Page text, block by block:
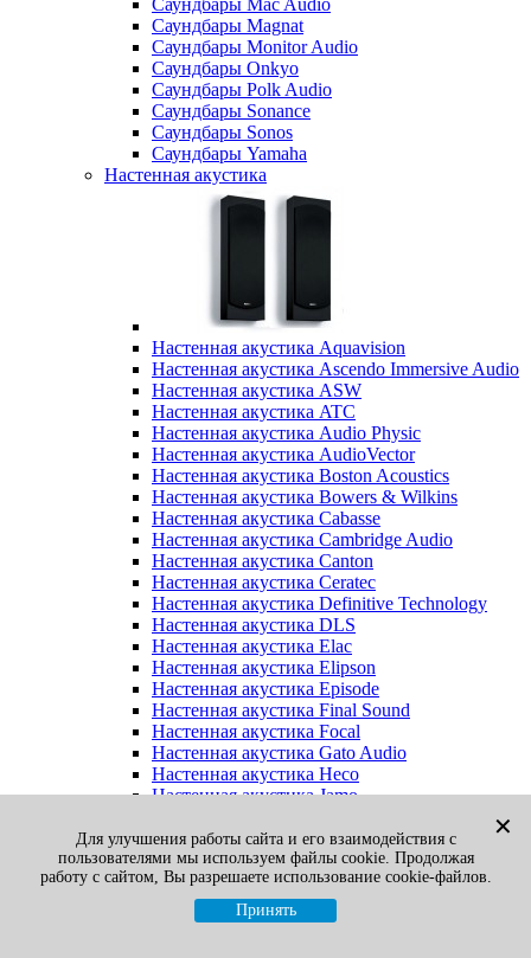
Саундбары Mac Audio
Саундбары Magnat
Саундбары Monitor Audio
Саундбары Onkyo
Саундбары Polk Audio
Саундбары Sonance
Саундбары Sonos
Саундбары Yamaha
Настенная акустика
Настенная акустика Aquavision
Настенная акустика Ascendo Immersive Audio
Настенная акустика ASW
Настенная акустика ATC
Настенная акустика Audio Physic
Настенная акустика AudioVector
Настенная акустика Boston Acoustics
Настенная акустика Bowers & Wilkins
Настенная акустика Cabasse
Настенная акустика Cambridge Audio
Настенная акустика Canton
Настенная акустика Ceratec
Настенная акустика Definitive Technology
Настенная акустика DLS
Настенная акустика Elac
Настенная акустика Elipson
Настенная акустика Episode
Настенная акустика Final Sound
Настенная акустика Focal
Настенная акустика Gato Audio
Настенная акустика Heco
Настенная акустика Jamo
Настенная акустика Klipsch
Настенная акустика Legacy
Настенная акустика M&K Sound
Настенная акустика Martin Logan
Настенная акустика McIntosh
✕
Для улучшения работы сайта и его взаимодействия с
пользователями мы используем файлы cookie. Продолжая
работу с сайтом, Вы разрешаете использование cookie-файлов.
Принять